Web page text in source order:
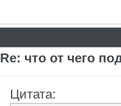
Re: что от чего
Цитата: